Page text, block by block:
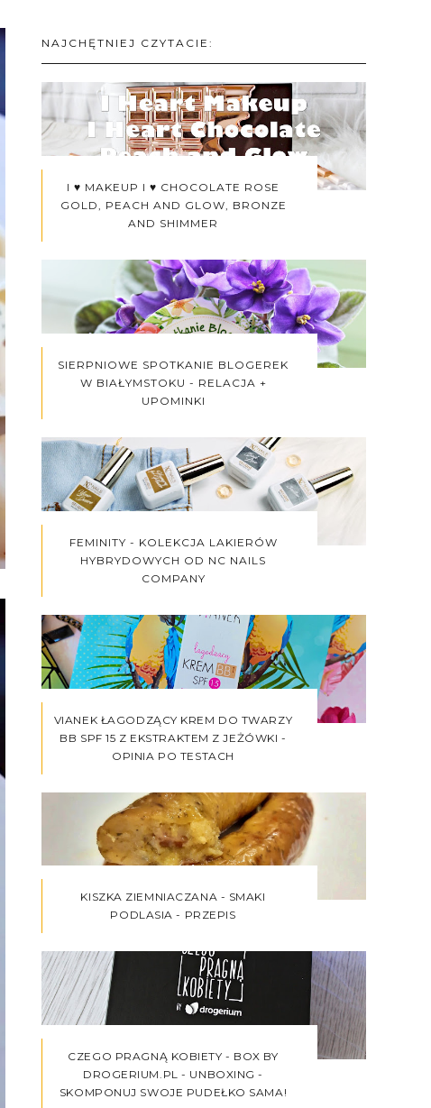
NAJCHĘTNIEJ CZYTACIE:
I ♥ MAKEUP I ♥ CHOCOLATE ROSE
GOLD, PEACH AND GLOW, BRONZE
AND SHIMMER
SIERPNIOWE SPOTKANIE BLOGEREK
W BIAŁYMSTOKU - RELACJA +
UPOMINKI
FEMINITY - KOLEKCJA LAKIERÓW
HYBRYDOWYCH OD NC NAILS
COMPANY
VIANEK ŁAGODZĄCY KREM DO TWARZY
BB SPF 15 Z EKSTRAKTEM Z JEŻÓWKI -
OPINIA PO TESTACH
KISZKA ZIEMNIACZANA - SMAKI
PODLASIA - PRZEPIS
CZEGO PRAGNĄ KOBIETY - BOX BY
DROGERIUM.PL - UNBOXING -
SKOMPONUJ SWOJE PUDEŁKO SAMA!